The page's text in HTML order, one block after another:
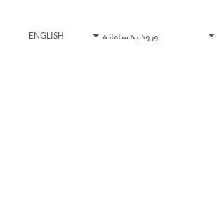
ورود به سامانه ENGLISH